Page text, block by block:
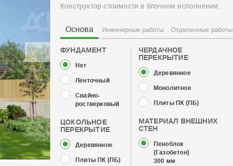
Конструктор стоимости в блочном исполнении:
Основа Инженерные работы Отделочные работы
ФУНДАМЕНТ
Нет
Ленточный
Свайно-
ростверковый
ЦОКОЛЬНОЕ
ПЕРЕКРЫТИЕ
Деревянное
Плиты ПК (ПБ)
ЧЕРДАЧНОЕ
ПЕРЕКРЫТИЕ
Деревянное
Монолитное
Плиты ПК (ПБ)
МАТЕРИАЛ ВНЕШНИХ
СТЕН
Пеноблок
(Газобетон)
300 мм